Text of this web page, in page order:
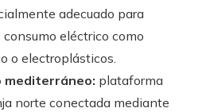
adecuado para
eléctrico como
o electroplásticos.
mediterráneo: plataforma
norte conectada mediante